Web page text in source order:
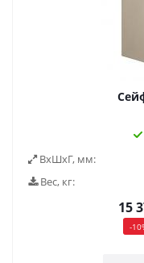
ВxШxГ, мм:
Вес, кг:
15
-10